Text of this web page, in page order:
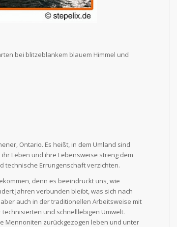
bei blitzeblankem blauem Himmel und
Ontario. Es heißt, in dem Umland sind
Leben und ihre Lebensweise streng dem
technische Errungenschaft verzichten.
denn es beeindruckt uns, wie
Jahren verbunden bleibt, was sich nach
auch in der traditionellen Arbeitsweise mit
und schnelllebigen Umwelt.
Mennoniten zurückgezogen leben und unter